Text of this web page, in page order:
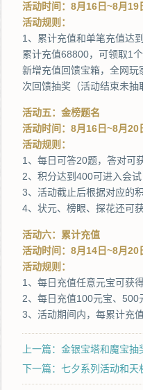
活动时间：8月16日~8月19
活动规则：
1、累计充值和单笔充值达
累计充值68800，可领取1
新增充值回馈宝箱，全网
次回馈抽奖（活动结束未
活动五：金榜题名
活动时间：8月16日~8月20
活动规则：
1、每日可答20题，答对可
2、积分达到400可进入会
3、活动截止后根据对应的
4、状元、榜眼、探花还可
活动六：累计充值
活动时间：8月14日~8月20
活动规则：
1、每日充值任意元宝可获
2、每日充值100元宝、500
3、活动期间内，每累计充
上一篇：金银宝塔和魔宝抽
下一篇：七夕系列活动和天